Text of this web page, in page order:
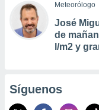
Meteorólogo
José
de
l/m2 y
Síguenos